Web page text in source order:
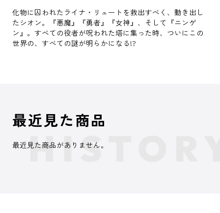
化物に囚われたライナ・リュートを救出すべく、動き出し
たシオン。『悪魔』『勇者』『女神』、そして『ニンゲ
ン』。すべての役者が呪われた塔に集った時、ついにこの
世界の、すべての謎が明らかになる!?
最近見た商品
最近見た商品がありません。